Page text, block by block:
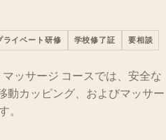
ライベート研修 学校修了証 要相談
ッサージ コースでは、安全な
動カッピング、およびマッサー